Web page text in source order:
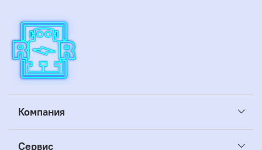
Компания
Сервис